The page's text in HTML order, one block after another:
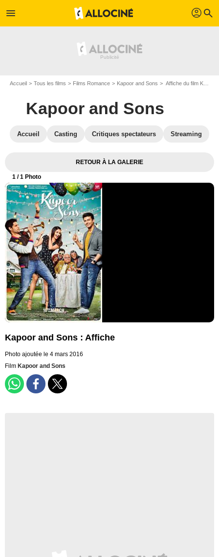
menu profil search
Accueil Tous les films Films Romance Kapoor and Sons Affiche du film Kapoor and Sons - Photo 1
Kapoor and Sons
Accueil Casting Critiques spectateurs Streaming
RETOUR À LA GALERIE
1 / 1 Photo
Kapoor and Sons : Affiche
Photo ajoutée le 4 mars 2016
Film Kapoor and Sons